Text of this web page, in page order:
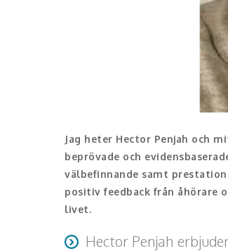
Jag heter Hector Penjah och
beprövade och
välbefinnande samt
positiv feedback från åhörare
livet.
Hector Penjah